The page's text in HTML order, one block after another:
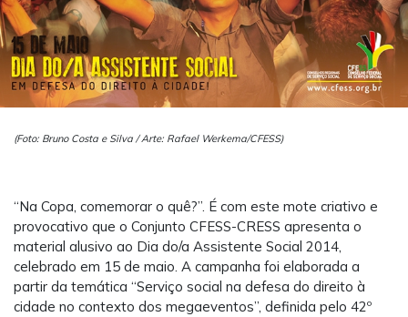
(Foto: Bruno Costa e Silva / Arte: Rafael Werkema/CFESS)
“Na Copa, comemorar o quê?”. É com este mote criativo e
provocativo que o Conjunto CFESS-CRESS apresenta o
material alusivo ao Dia do/a Assistente Social 2014,
celebrado em 15 de maio. A campanha foi elaborada a
partir da temática “Serviço social na defesa do direito à
cidade no contexto dos megaeventos”, definida pelo 42º